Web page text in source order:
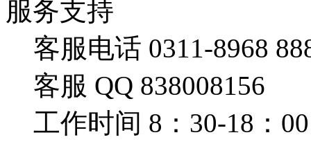
服务支持
客服电话 0311-8968
客服 QQ 838008156
工作时间 8：30-18：00